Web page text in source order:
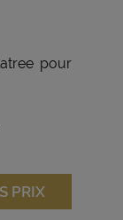
pour
PRIX